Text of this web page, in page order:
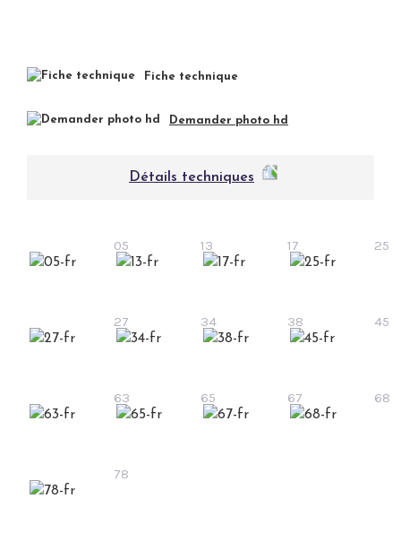
Fiche technique
Demander photo hd
Détails techniques
05 13 17 25
27 34 38 45
63 65 67 68
78